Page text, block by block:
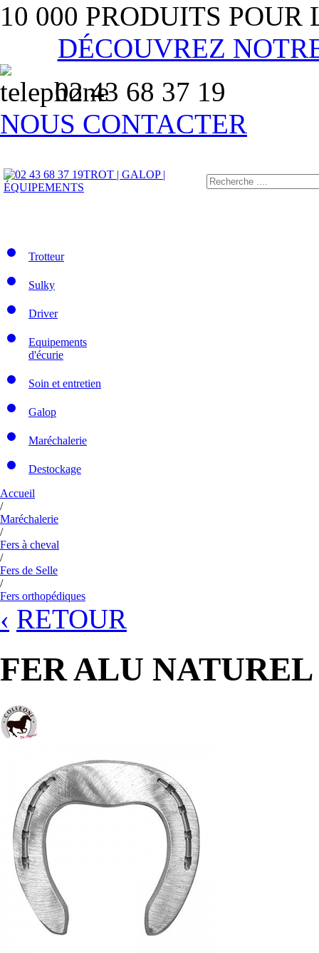
10 000 PRODUITS
DÉCOUVREZ
02 43 68 37 19
NOUS CONTACTER
TROT | GALOP |
ÉQUIPEMENTS
Trotteur
Sulky
Driver
Equipements
d'écurie
Soin et entretien
Galop
Maréchalerie
Destockage
Accueil
/
Maréchalerie
/
Fers à cheval
/
Fers de Selle
/
Fers orthopédiques
‹ RETOUR
FER ALU